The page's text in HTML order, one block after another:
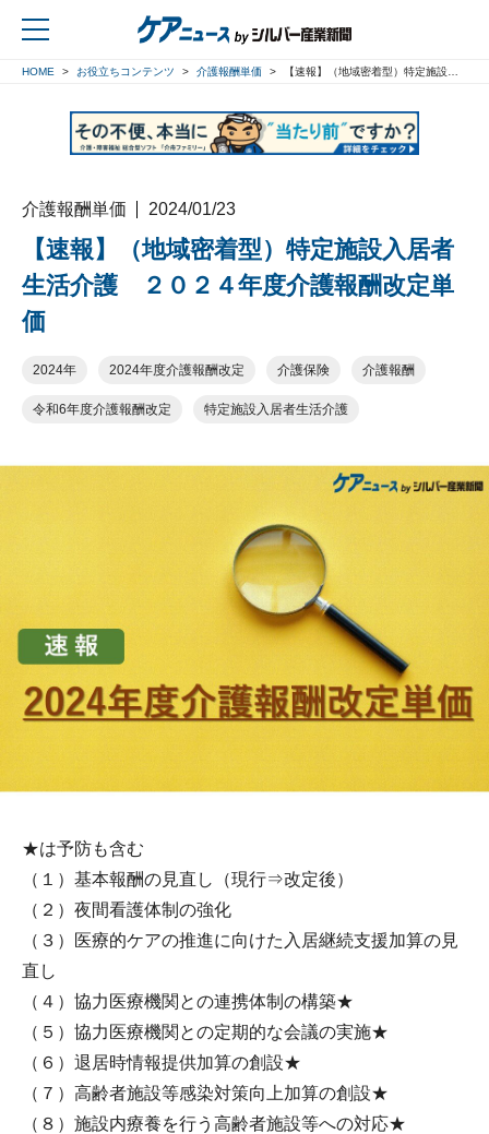
HOME お役立ちコンテンツ 介護報酬単価 【速報】（地域密着型）特定施設入居者生活介護 ２０２４年度介護報酬改定単価
介護報酬単価 2024/01/23
【速報】（地域密着型）特定施設入居者
生活介護 ２０２４年度介護報酬改定単
価
2024年 2024年度介護報酬改定 介護保険 介護報酬
令和6年度介護報酬改定 特定施設入居者生活介護
★は予防も含む
（１）基本報酬の見直し（現行⇒改定後）
（２）夜間看護体制の強化
（３）医療的ケアの推進に向けた入居継続支援加算の見
直し
（４）協力医療機関との連携体制の構築★
（５）協力医療機関との定期的な会議の実施★
（６）退居時情報提供加算の創設★
（７）高齢者施設等感染対策向上加算の創設★
（８）施設内療養を行う高齢者施設等への対応★